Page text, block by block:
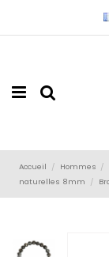
Accueil Hommes
naturelles 8mm